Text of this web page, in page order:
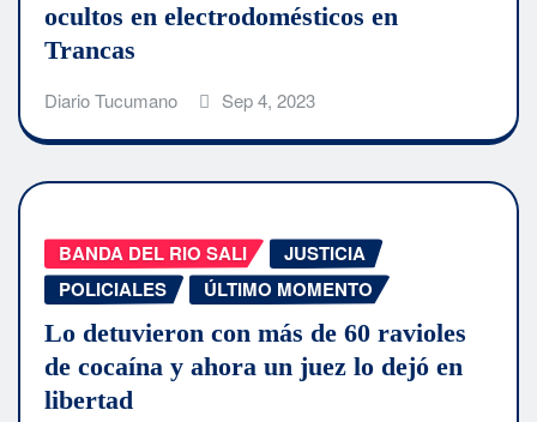
ocultos en electrodomésticos en
Trancas
Diario Tucumano Sep 4, 2023
BANDA DEL RIO SALI
JUSTICIA
POLICIALES
ÚLTIMO MOMENTO
Lo detuvieron con más de 60 ravioles
de cocaína y ahora un juez lo dejó en
libertad